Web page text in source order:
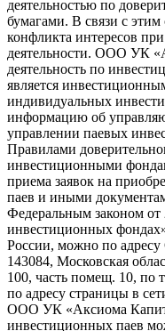
деятельностью по
бумагами. В связи с этим
конфликта интересов
деятельности. ООО УК
деятельность по
является
индивидуальных
информацию об
управлении паевых
Правилами
инвестиционными
приема заявок на
паев и иными
Федеральным законом
инвестиционных
России, можно по
143084, Московская
100, часть помещ. 10, по
по адресу страницы в
ООО УК «Аксиома
инвестиционных паев